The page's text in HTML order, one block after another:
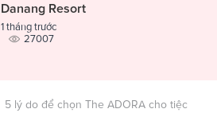
Danang Resort
1 tháng trước
27007
5 lý do để chọn The ADORA cho tiệc